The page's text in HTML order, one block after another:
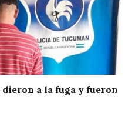
a la fuga y fueron